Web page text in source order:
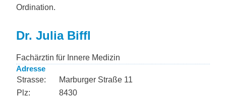
Ordination.
Dr. Julia Biffl
Fachärztin für Innere Medizin
Adresse
Strasse:
Marburger Straße 11
Plz:
8430